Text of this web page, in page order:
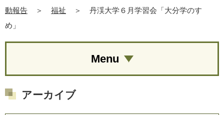
動報告
＞ 福祉 ＞
丹渓大学６月学習会「大分学のすゝ
め」
Menu
アーカイブ